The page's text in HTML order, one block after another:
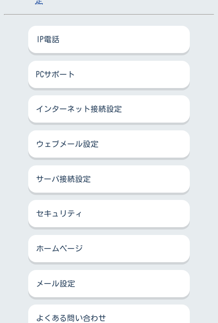
IP電話
PCサポート
インターネット接続設定
ウェブメール設定
サーバ接続設定
セキュリティ
ホームページ
メール設定
よくある問い合わせ